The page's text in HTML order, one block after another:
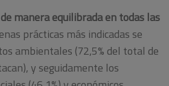
manera equilibrada en todas las
prácticas más indicadas se
ambientales (72,5% del total de
y seguidamente los